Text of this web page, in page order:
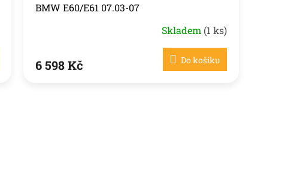
BMW E60/E61 07.03-07
Skladem (1 ks)
6 598 Kč Do košíku